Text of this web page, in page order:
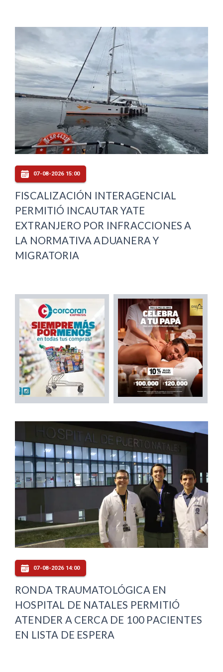
07-08-2026 15:00
FISCALIZACIÓN INTERAGENCIAL
PERMITIÓ INCAUTAR YATE
EXTRANJERO POR INFRACCIONES A
LA NORMATIVA ADUANERA Y
MIGRATORIA
07-08-2026 14:00
RONDA TRAUMATOLÓGICA EN
HOSPITAL DE NATALES PERMITIÓ
ATENDER A CERCA DE 100 PACIENTES
EN LISTA DE ESPERA